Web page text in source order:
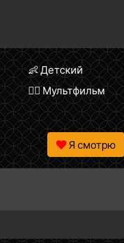
👶 Детский
🧚‍♀️ Мультфильм
Я смотрю